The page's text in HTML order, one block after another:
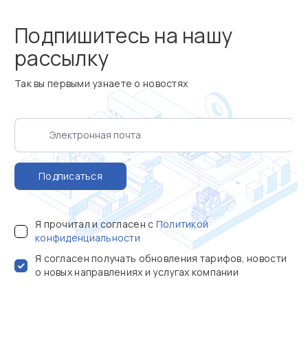
Подпишитесь на нашу
рассылку
Так вы первыми узнаете о новостях
Подписаться
Я прочитал и согласен с Политикой
конфиденциальности
Я согласен получать обновления тарифов, новости
о новых направлениях и услугах компании